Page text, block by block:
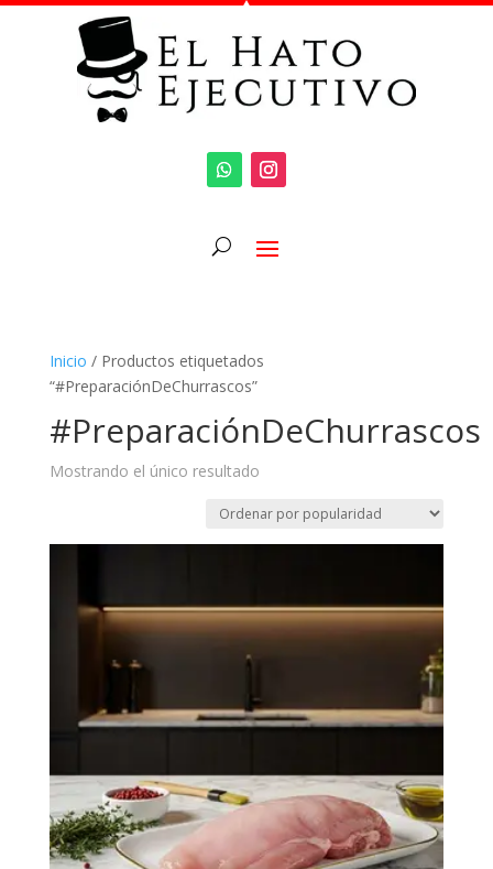
Inicio / Productos etiquetados
“#PreparaciónDeChurrascos”
#PreparaciónDeChurrascos
Mostrando el único resultado